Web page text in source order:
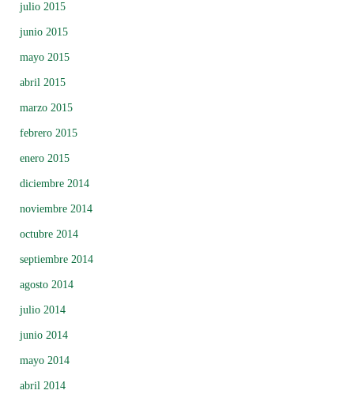
julio 2015
junio 2015
mayo 2015
abril 2015
marzo 2015
febrero 2015
enero 2015
diciembre 2014
noviembre 2014
octubre 2014
septiembre 2014
agosto 2014
julio 2014
junio 2014
mayo 2014
abril 2014